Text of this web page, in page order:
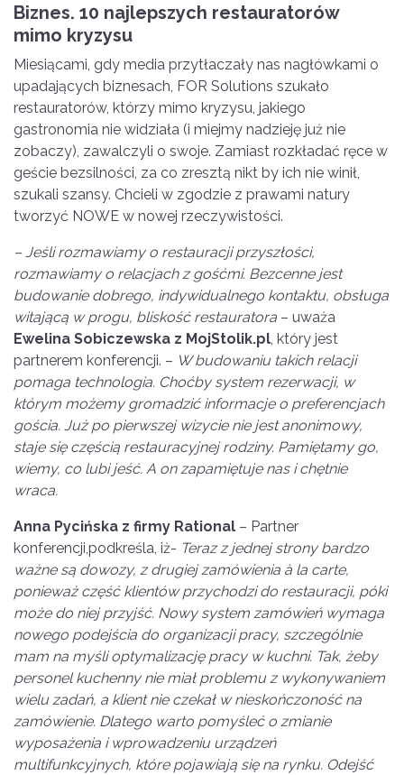
Biznes. 10 najlepszych restauratorów
mimo kryzysu
Miesiącami, gdy media przytłaczały nas nagłówkami o
upadających biznesach, FOR Solutions szukało
restauratorów, którzy mimo kryzysu, jakiego
gastronomia nie widziała (i miejmy nadzieję już nie
zobaczy), zawalczyli o swoje. Zamiast rozkładać ręce w
geście bezsilności, za co zresztą nikt by ich nie winił,
szukali szansy. Chcieli w zgodzie z prawami natury
tworzyć NOWE w nowej rzeczywistości.
– Jeśli rozmawiamy o restauracji przyszłości,
rozmawiamy o relacjach z gośćmi. Bezcenne jest
budowanie dobrego, indywidualnego kontaktu, obsługa
witającą w progu, bliskość restauratora – uważa
Ewelina Sobiczewska z MojStolik.pl, który jest
partnerem konferencji. – W budowaniu takich relacji
pomaga technologia. Choćby system rezerwacji, w
którym możemy gromadzić informacje o preferencjach
gościa. Już po pierwszej wizycie nie jest anonimowy,
staje się częścią restauracyjnej rodziny. Pamiętamy go,
wiemy, co lubi jeść. A on zapamiętuje nas i chętnie
wraca.
Anna Pycińska z firmy Rational – Partner
konferencji,podkreśla, iż- Teraz z jednej strony bardzo
ważne są dowozy, z drugiej zamówienia à la carte,
ponieważ część klientów przychodzi do restauracji, póki
może do niej przyjść. Nowy system zamówień wymaga
nowego podejścia do organizacji pracy, szczególnie
mam na myśli optymalizację pracy w kuchni. Tak, żeby
personel kuchenny nie miał problemu z wykonywaniem
wielu zadań, a klient nie czekał w nieskończoność na
zamówienie. Dlatego warto pomyśleć o zmianie
wyposażenia i wprowadzeniu urządzeń
multifunkcyjnych, które pojawiają się na rynku. Odejść